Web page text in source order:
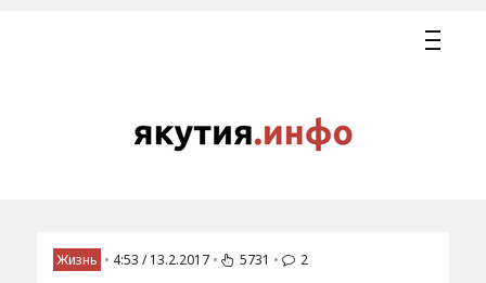
Жизнь • 4:53 / 13.2.2017 • 5731 • 2